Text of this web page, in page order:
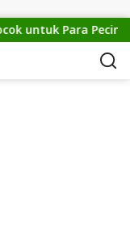
untuk Para Pecinta